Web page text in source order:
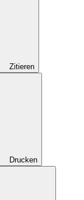
Zitieren
Drucken